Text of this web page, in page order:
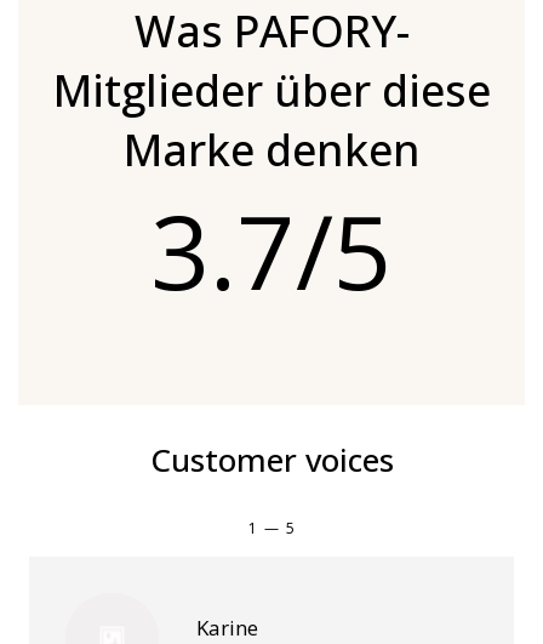
Was PAFORY-
Mitglieder über diese
Marke denken
3.7/5
Customer voices
1 — 5
Karine